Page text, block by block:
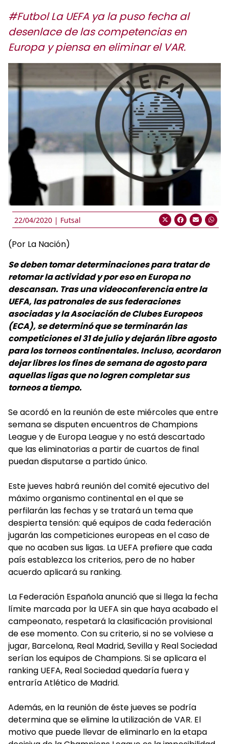
#Futbol La UEFA ya la puso fecha al
desenlace de las competencias en
Europa y piensa en eliminar el VAR.
22/04/2020 | Futsal
(Por La Nación)
Se deben tomar determinaciones para tratar de
retomar la actividad y por eso en Europa no
descansan. Tras una videoconferencia entre la
UEFA, las patronales de sus federaciones
asociadas y la Asociación de Clubes Europeos
(ECA), se determinó que se terminarán las
competiciones el 31 de julio y dejarán libre agosto
para los torneos continentales. Incluso, acordaron
dejar libres los fines de semana de agosto para
aquellas ligas que no logren completar sus
torneos a tiempo.
Se acordó en la reunión de este miércoles que entre
semana se disputen encuentros de Champions
League y de Europa League y no está descartado
que las eliminatorias a partir de cuartos de final
puedan disputarse a partido único.
Este jueves habrá reunión del comité ejecutivo del
máximo organismo continental en el que se
perfilarán las fechas y se tratará un tema que
despierta tensión: qué equipos de cada federación
jugarán las competiciones europeas en el caso de
que no acaben sus ligas. La UEFA prefiere que cada
país establezca los criterios, pero de no haber
acuerdo aplicará su ranking.
La Federación Española anunció que si llega la fecha
límite marcada por la UEFA sin que haya acabado el
campeonato, respetará la clasificación provisional
de ese momento. Con su criterio, si no se volviese a
jugar, Barcelona, Real Madrid, Sevilla y Real Sociedad
serían los equipos de Champions. Si se aplicara el
ranking UEFA, Real Sociedad quedaría fuera y
entraría Atlético de Madrid.
Además, en la reunión de éste jueves se podría
determina que se elimine la utilización de VAR. El
motivo que puede llevar de eliminarlo en la etapa